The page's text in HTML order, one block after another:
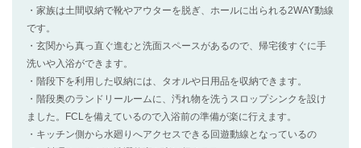
・家族は土間収納で靴やアウターを脱ぎ、ホールに出られる2WAY動線
です。
・玄関から真っ直ぐ進むと洗面スペースがあるので、帰宅後すぐに手
洗いや入浴ができます。
・階段下を利用した収納には、タオルや日用品を収納できます。
・階段奥のランドリールームに、汚れ物を洗うスロップシンクを設け
ました。FCLを備えているので入浴前の準備が楽に行えます。
・キッチン側から水廻りへアクセスできる回遊動線となっているの